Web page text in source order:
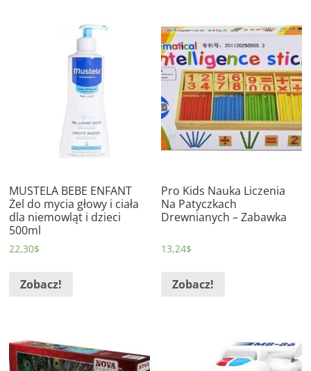
MUSTELA BEBE ENFANT
Żel do mycia głowy i ciała
dla niemowląt i dzieci
500ml
22,30$
Zobacz!
Pro Kids Nauka Liczenia
Na Patyczkach
Drewnianych – Zabawka
13,24$
Zobacz!